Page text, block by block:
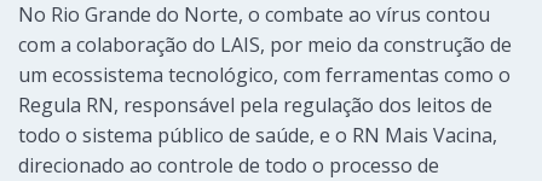
No Rio Grande do Norte, o combate ao vírus contou
com a colaboração do LAIS, por meio da construção de
um ecossistema tecnológico, com ferramentas como o
Regula RN, responsável pela regulação dos leitos de
todo o sistema público de saúde, e o RN Mais Vacina,
direcionado ao controle de todo o processo de